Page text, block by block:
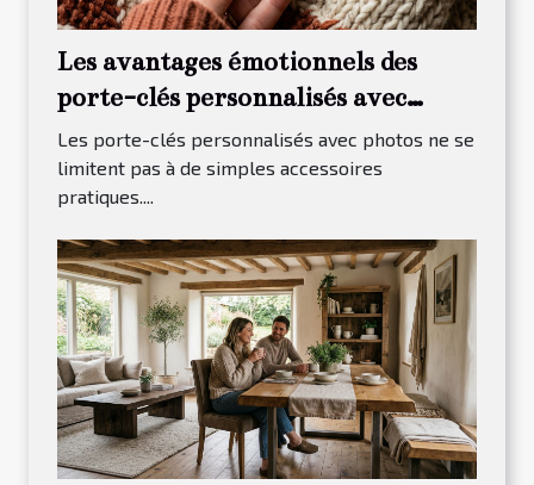
Les avantages émotionnels des
porte-clés personnalisés avec
photos
Les porte-clés personnalisés avec photos ne se
limitent pas à de simples accessoires
pratiques....